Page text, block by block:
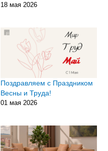
18 мая 2026
Поздравляем с Праздником
Весны и Труда!
01 мая 2026